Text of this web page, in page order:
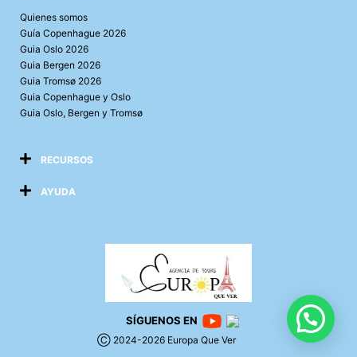
Quienes somos
Guía Copenhague 2026
Guia Oslo 2026
Guia Bergen 2026
Guia Tromsø 2026
Guia Copenhague y Oslo
Guia Oslo, Bergen y Tromsø
RECURSOS
AYUDA
SÍGUENOS EN
Ⓒ 2024-2026 Europa Que Ver